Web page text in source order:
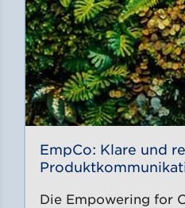
EmpCo: Klare und
Die Empowering for